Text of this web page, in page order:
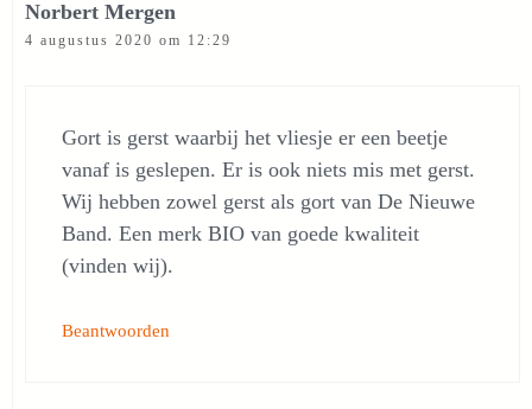
Norbert Mergen
4 augustus 2020 om 12:29
Gort is gerst waarbij het vliesje er een beetje
vanaf is geslepen. Er is ook niets mis met gerst.
Wij hebben zowel gerst als gort van De Nieuwe
Band. Een merk BIO van goede kwaliteit
(vinden wij).
Beantwoorden